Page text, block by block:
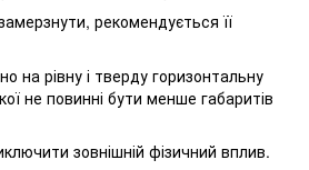
рекомендується її
на рівну і тверду горизонтальну
не повинні бути менше габаритів
зовнішній фізичний вплив.